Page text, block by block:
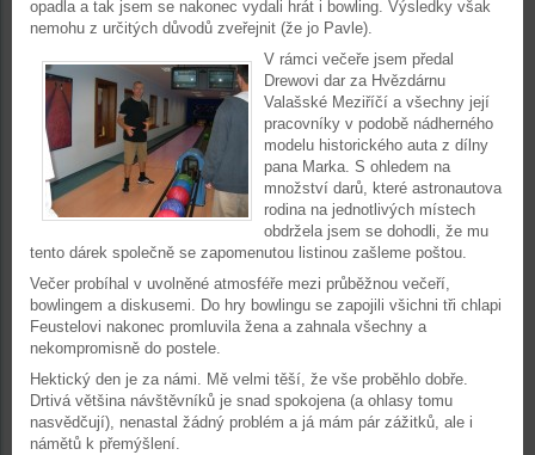
opadla a tak jsem se nakonec vydali hrát i bowling. Výsledky však
nemohu z určitých důvodů zveřejnit (že jo Pavle).
V rámci večeře jsem předal
Drewovi dar za Hvězdárnu
Valašské Meziříčí a všechny její
pracovníky v podobě nádherného
modelu historického auta z dílny
pana Marka. S ohledem na
množství darů, které astronautova
rodina na jednotlivých místech
obdržela jsem se dohodli, že mu
tento dárek společně se zapomenutou listinou zašleme poštou.
Večer probíhal v uvolněné atmosféře mezi průběžnou večeří,
bowlingem a diskusemi. Do hry bowlingu se zapojili všichni tři chlapi
Feustelovi nakonec promluvila žena a zahnala všechny a
nekompromisně do postele.
Hektický den je za námi. Mě velmi těší, že vše proběhlo dobře.
Drtivá většina návštěvníků je snad spokojena (a ohlasy tomu
nasvědčují), nenastal žádný problém a já mám pár zážitků, ale i
námětů k přemýšlení.